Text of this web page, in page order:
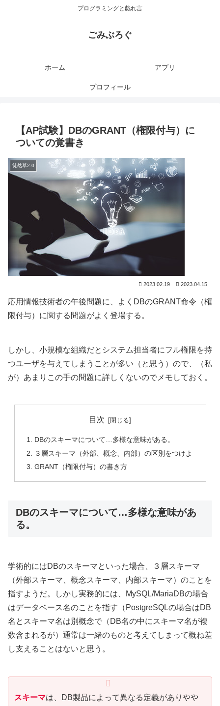
プログラミングと戯れ言
ごみぶろぐ
ホーム アプリ
プロフィール
【AP試験】DBのGRANT（権限付与）に
ついての覚書き
徒然草2.0
2023.02.19 2023.04.15
応用情報技術者の午後問題に、よくDBのGRANT命令（権
限付与）に関する問題がよく登場する。
しかし、小規模な組織だとシステム担当者にフル権限を持
つユーザを与えてしまうことが多い（と思う）ので、（私
が）あまりこの手の問題に詳しくないのでメモしておく。
目次
DBのスキーマについて…多様な意味がある。
３層スキーマ（外部、概念、内部）の区別をつけよ
GRANT（権限付与）の書き方
DBのスキーマについて…多様な意味があ
る。
学術的にはDBのスキーマといった場合、３層スキーマ
（外部スキーマ、概念スキーマ、内部スキーマ）のことを
指すようだ。しかし実務的には、MySQL/MariaDBの場合
はデータベース名のことを指す（PostgreSQLの場合はDB
名とスキーマ名は別概念で（DB名の中にスキーマ名が複
数含まれるが）通常は一緒のものと考えてしまって概ね差
し支えることはないと思う。
スキーマは、DB製品によって異なる定義がありやや